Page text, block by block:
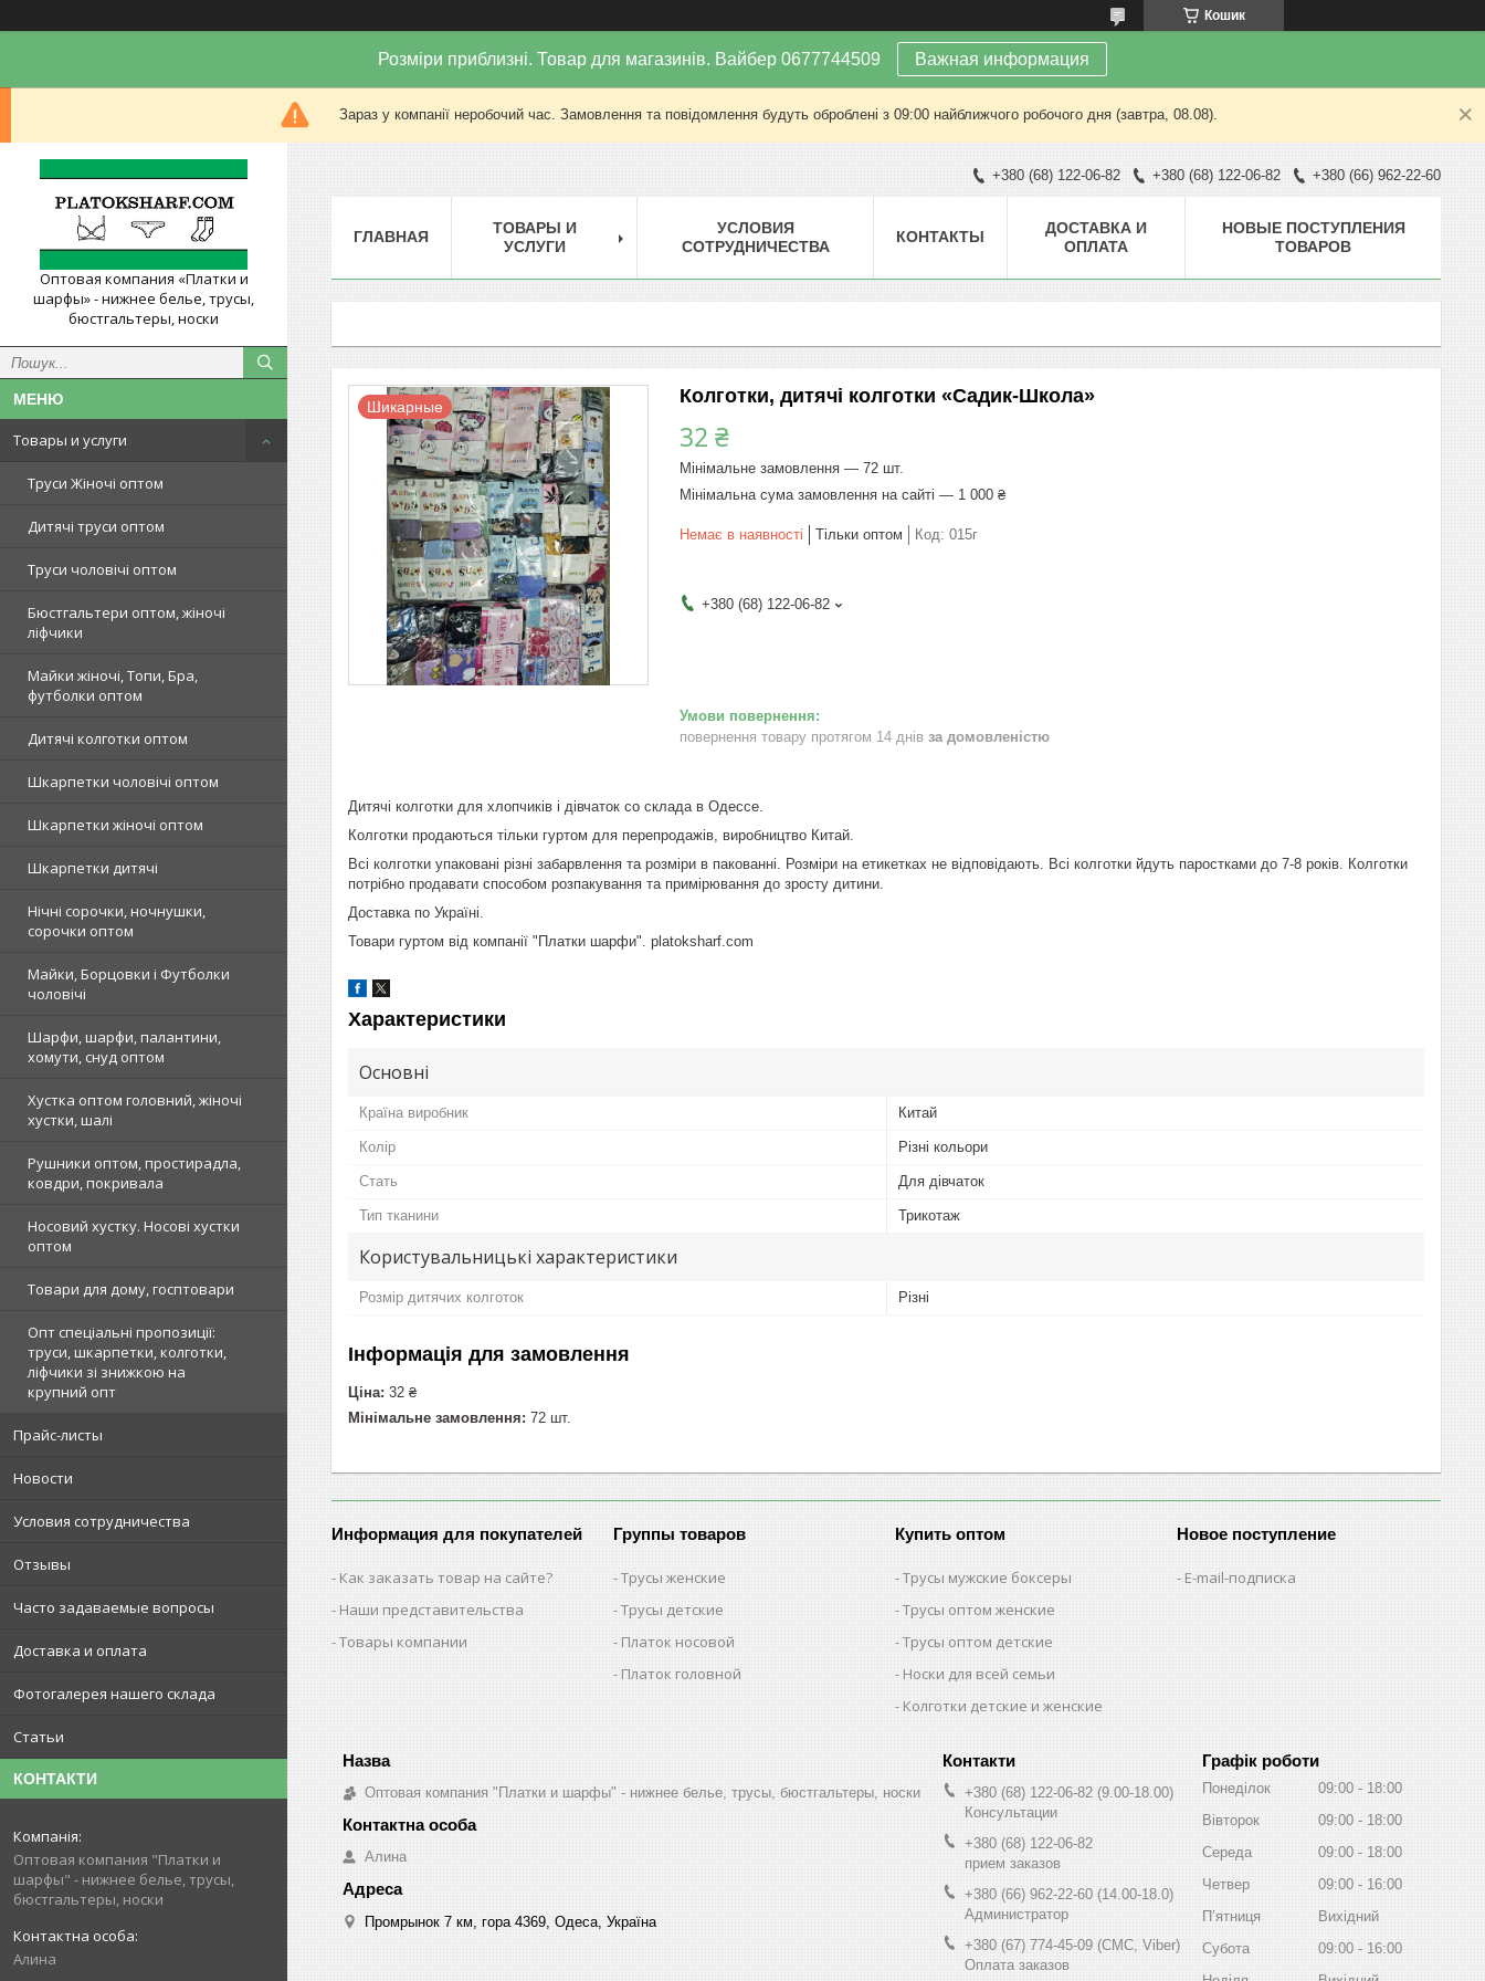
Кошик
Розміри приблизні. Товар для магазинів. Вайбер 0677744509 Важная информация
Зараз у компанії неробочий час. Замовлення та повідомлення будуть оброблені з 09:00 найближчого робочого дня (завтра, 08.08).
Оптовая компания «Платки и
шарфы» - нижнее белье, трусы,
бюстгальтеры, носки
Товары и услуги
Труси Жіночі оптом
Дитячі труси оптом
Труси чоловічі оптом
Бюстгальтери оптом, жіночі
ліфчики
Майки жіночі, Топи, Бра,
футболки оптом
Дитячі колготки оптом
Шкарпетки чоловічі оптом
Шкарпетки жіночі оптом
Шкарпетки дитячі
Нічні сорочки, ночнушки,
сорочки оптом
Майки, Борцовки і Футболки
чоловічі
Шарфи, шарфи, палантини,
хомути, снуд оптом
Хустка оптом головний, жіночі
хустки, шалі
Рушники оптом, простирадла,
ковдри, покривала
Носовий хустку. Носові хустки
оптом
Товари для дому, госптовари
Опт спеціальні пропозиції:
труси, шкарпетки, колготки,
ліфчики зі знижкою на
крупний опт
Прайс-листы
Новости
Условия сотрудничества
Отзывы
Часто задаваемые вопросы
Доставка и оплата
Фотогалерея нашего склада
Статьи
КОНТАКТИ
Оптовая компания "Платки и
шарфы" - нижнее белье, трусы,
бюстгальтеры, носки
Алина
+380 (68) 122-06-82 +380 (68) 122-06-82 +380 (66) 962-22-60
ГЛАВНАЯ
ТОВАРЫ И
УСЛУГИ
УСЛОВИЯ
СОТРУДНИЧЕСТВА
КОНТАКТЫ
ДОСТАВКА И
ОПЛАТА
НОВЫЕ ПОСТУПЛЕНИЯ
ТОВАРОВ
Шикарные Колготки, дитячі колготки «Садик-Школа»
32 ₴
Мінімальне замовлення — 72 шт.
Мінімальна сума замовлення на сайті — 1 000 ₴
Немає в наявності Тільки оптом Код: 015г
+380 (68) 122-06-82
повернення товару протягом 14 днів за домовленістю
Дитячі колготки для хлопчиків і дівчаток со склада в Одессе.
Колготки продаються тільки гуртом для перепродажів, виробництво Китай.
Всі колготки упаковані різні забарвлення та розміри в пакованні. Розміри на етикетках не відповідають. Всі колготки йдуть паростками до 7-8 років. Колготки
потрібно продавати способом розпакування та примірювання до зросту дитини.
Доставка по Україні.
Товари гуртом від компанії "Платки шарфи". platoksharf.com
Характеристики
Основні
Країна виробник Китай
Колір Різні кольори
Стать Для дівчаток
Тип тканини Трикотаж
Користувальницькі характеристики
Розмір дитячих колготок Різні
Інформація для замовлення
Ціна: 32 ₴
Мінімальне замовлення: 72 шт.
Информация для покупателей
Как заказать товар на сайте?
Наши представительства
Товары компании
Группы товаров
Трусы женские
Трусы детские
Платок носовой
Платок головной
Купить оптом
Трусы мужские боксеры
Трусы оптом женские
Трусы оптом детские
Носки для всей семьи
Колготки детские и женские
Новое поступление
E-mail-подписка
Оптовая компания "Платки и шарфы" - нижнее белье, трусы, бюстгальтеры, носки
Алина
Промрынок 7 км, гора 4369, Одеса, Україна
+380 (68) 122-06-82 9.00-18.00
Консультации
+380 (68) 122-06-82
прием заказов
+380 (66) 962-22-60 14.00-18.0
Администратор
+380 (67) 774-45-09 СМС, Viber
Оплата заказов
Графік роботи
Понеділок 09:00
18:00
Вівторок
09:00
18:00
Середа
09:00
18:00
Четвер
09:00
16:00
Пʼятниця
Вихідний
Субота
09:00
16:00